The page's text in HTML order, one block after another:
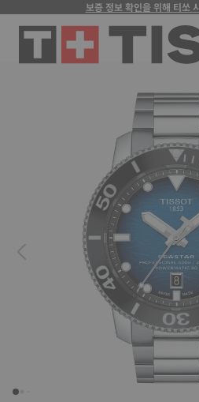
보증 정보 확인을 위해 티쏘